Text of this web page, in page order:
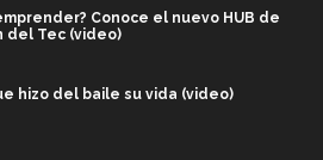
Conoce el nuevo HUB de
del Tec (video)
hizo del baile su vida (video)